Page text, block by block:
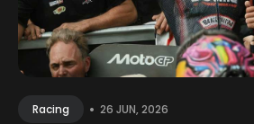
Racing • 26 JUN, 2026